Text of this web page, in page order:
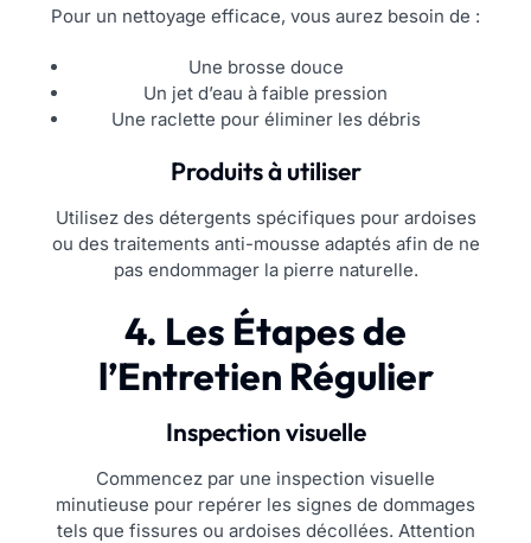
Pour un nettoyage efficace, vous aurez besoin de :
Une brosse douce
Un jet d’eau à faible pression
Une raclette pour éliminer les débris
Produits à utiliser
Utilisez des détergents spécifiques pour ardoises
ou des traitements anti-mousse adaptés afin de ne
pas endommager la pierre naturelle.
4. Les Étapes de
l’Entretien Régulier
Inspection visuelle
Commencez par une inspection visuelle
minutieuse pour repérer les signes de dommages
tels que fissures ou ardoises décollées. Attention